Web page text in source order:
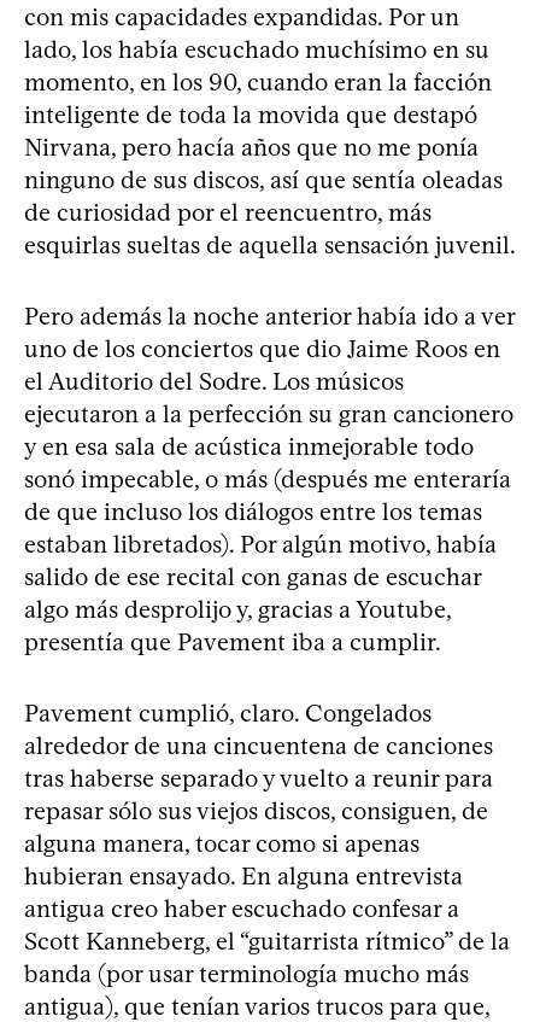
con mis capacidades expandidas. Por un
lado, los había escuchado muchísimo en su
momento, en los 90, cuando eran la facción
inteligente de toda la movida que destapó
Nirvana, pero hacía años que no me ponía
ninguno de sus discos, así que sentía oleadas
de curiosidad por el reencuentro, más
esquirlas sueltas de aquella sensación juvenil.
Pero además la noche anterior había ido a ver
uno de los conciertos que dio Jaime Roos en
el Auditorio del Sodre. Los músicos
ejecutaron a la perfección su gran cancionero
y en esa sala de acústica inmejorable todo
sonó impecable, o más (después me enteraría
de que incluso los diálogos entre los temas
estaban libretados). Por algún motivo, había
salido de ese recital con ganas de escuchar
algo más desprolijo y, gracias a Youtube,
presentía que Pavement iba a cumplir.
Pavement cumplió, claro. Congelados
alrededor de una cincuentena de canciones
tras haberse separado y vuelto a reunir para
repasar sólo sus viejos discos, consiguen, de
alguna manera, tocar como si apenas
hubieran ensayado. En alguna entrevista
antigua creo haber escuchado confesar a
Scott Kanneberg, el “guitarrista rítmico” de la
banda (por usar terminología mucho más
antigua), que tenían varios trucos para que,